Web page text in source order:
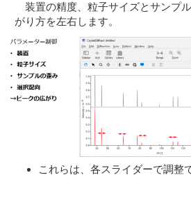
装置の精度、粒子サイズとサンプ
がり方を左右します。
これらは、各スライダーで調整